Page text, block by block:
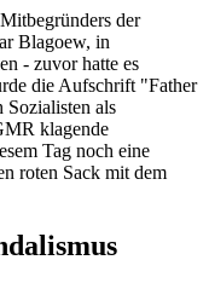
der
Blagoew, in
- zuvor hatte es
die Aufschrift "Father
als
klagende
Tag noch eine
roten Sack mit dem